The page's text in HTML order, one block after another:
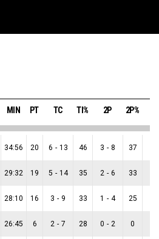
MIN PT TC TI% 2P 2P%
34:56 20 6 - 13 46 3 - 8 37
29:32 19 5 - 14 35 2 - 6 33
28:10 16 3 - 9 33 1 - 4 25
26:45 6 2 - 7 28 0 - 2 0